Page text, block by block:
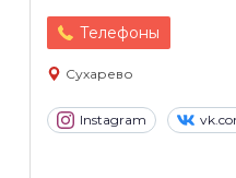
Телефоны
Сухарево
Instagram